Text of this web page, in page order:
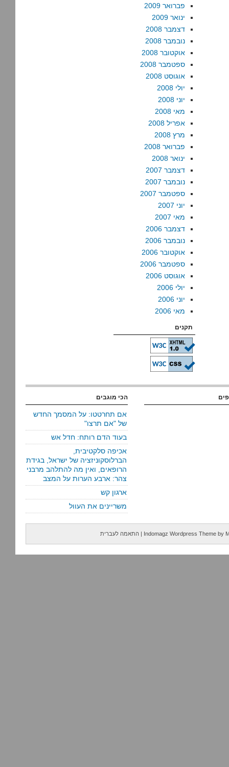
פברואר 2009
ינואר 2009
דצמבר 2008
נובמבר 2008
אוקטובר 2008
ספטמבר 2008
אוגוסט 2008
יולי 2008
יוני 2008
מאי 2008
אפריל 2008
מרץ 2008
פברואר 2008
ינואר 2008
דצמבר 2007
נובמבר 2007
ספטמבר 2007
יוני 2007
מאי 2007
דצמבר 2006
נובמבר 2006
אוקטובר 2006
ספטמבר 2006
אוגוסט 2006
יולי 2006
יוני 2006
מאי 2006
תקנים
הכי מוגבים
אם תחרטטו: על המסמך החדש
של "אם תרצו"
בעוד הדם רותח: חדל אש
אכיפה סלקטיבית,
הברלוסקוניזציה של ישראל, בגידת
הרופאים, ואין מה להתלהב מרבני
צהר: ארבע הערות על המצב
ארגון קש
משריינים את העוול
Indomagz Wordpress Theme by
| התאמה לעברית